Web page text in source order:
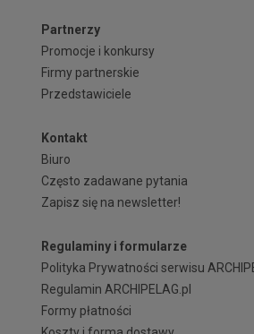
Partnerzy
Promocje i konkursy
Firmy partnerskie
Przedstawiciele
Kontakt
Biuro
Często zadawane pytania
Zapisz się na newsletter!
Regulaminy i formularze
Polityka Prywatności serwisu
Regulamin ARCHIPELAG.pl
Formy płatności